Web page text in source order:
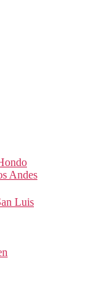
Andes
Luis